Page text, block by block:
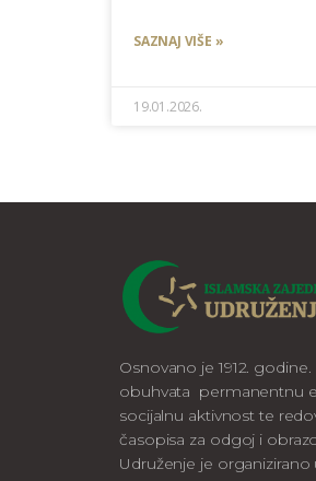
SAZNAJ VIŠE »
19.01.2026.
Osnovano je 1912.
obuhvata permanentnu
socijalnu aktivnost te
časopisa za odgoj i
Udruženje je